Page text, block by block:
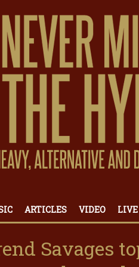
ARTICLES VIDEO
Savages